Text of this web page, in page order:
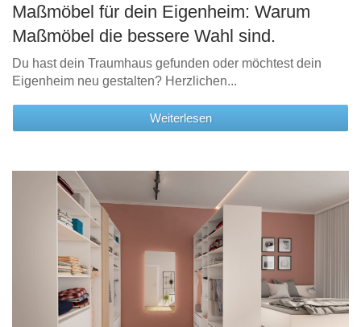
Maßmöbel für dein Eigenheim: Warum
Maßmöbel die bessere Wahl sind.
Du hast dein Traumhaus gefunden oder möchtest dein
Eigenheim neu gestalten? Herzlichen...
Weiterlesen